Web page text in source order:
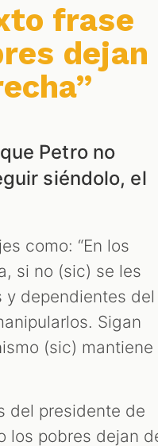
frase
dejan
Petro no
siéndolo, el
como: “En los
si no (sic) se les
y dependientes del
Sigan
(sic) mantiene
del presidente de
los pobres dejan